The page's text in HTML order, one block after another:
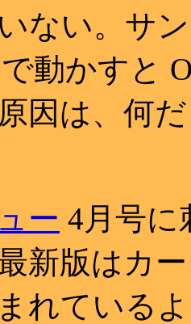
ない。サ
で動かすと
因は、何
ー 4月号に
新版はカ
れている